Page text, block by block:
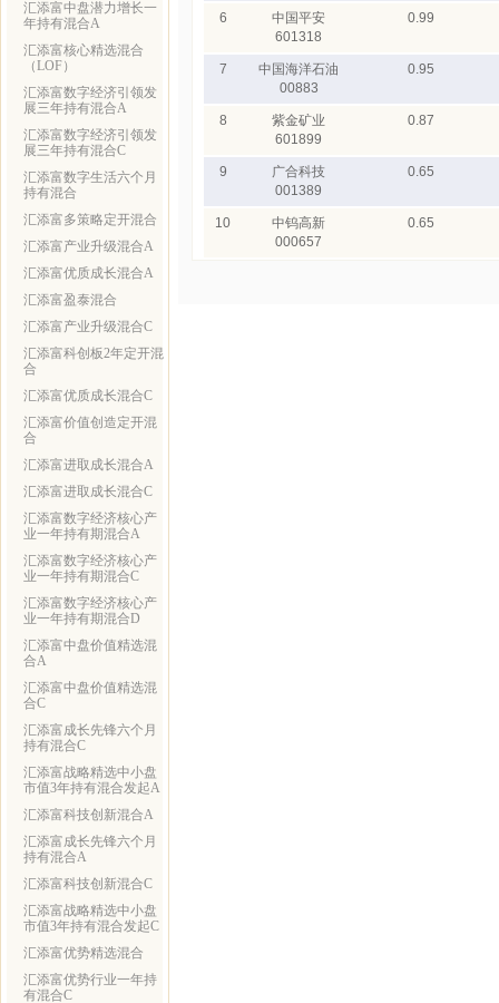
汇添富中盘潜力增长一
年持有混合A
汇添富核心精选混合
（LOF）
汇添富数字经济引领发
展三年持有混合A
汇添富数字经济引领发
展三年持有混合C
汇添富数字生活六个月
持有混合
汇添富多策略定开混合
汇添富产业升级混合A
汇添富优质成长混合A
汇添富盈泰混合
汇添富产业升级混合C
汇添富科创板2年定开混
合
汇添富优质成长混合C
汇添富价值创造定开混
合
汇添富进取成长混合A
汇添富进取成长混合C
汇添富数字经济核心产
业一年持有期混合A
汇添富数字经济核心产
业一年持有期混合C
汇添富数字经济核心产
业一年持有期混合D
汇添富中盘价值精选混
合A
汇添富中盘价值精选混
合C
汇添富成长先锋六个月
持有混合C
汇添富战略精选中小盘
市值3年持有混合发起A
汇添富科技创新混合A
汇添富成长先锋六个月
持有混合A
汇添富科技创新混合C
汇添富战略精选中小盘
市值3年持有混合发起C
汇添富优势精选混合
汇添富优势行业一年持
有混合C
6
中国平安
601318
0.99
7
中国海洋石油
00883
0.95
8
紫金矿业
601899
0.87
9
广合科技
001389
0.65
10
中钨高新
000657
0.65